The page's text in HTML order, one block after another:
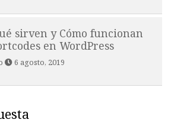
sirven y Cómo funcionan
en WordPress
6 agosto, 2019